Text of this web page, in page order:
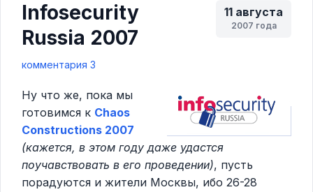
11 августа
2007 года
Infosecurity
Russia 2007
комментария 3
Ну что же, пока мы
готовимся к Chaos
Constructions 2007
(кажется, в этом году даже удастся
поучавствовать в его проведении), пусть
порадуются и жители Москвы, ибо 26-28